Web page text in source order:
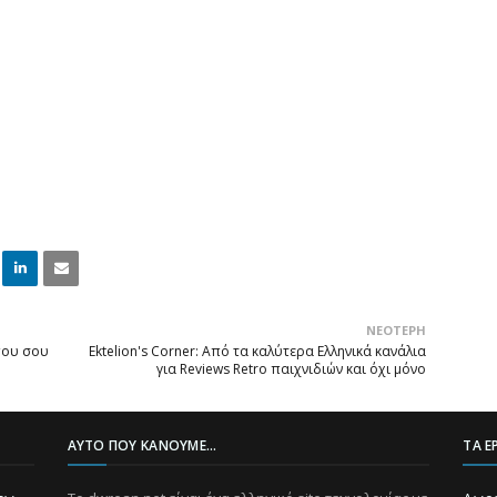
ΝΕΌΤΕΡΗ
Ektelion's Corner: Από τα καλύτερα Ελληνικά κανάλια
για Reviews Retro παιχνιδιών και όχι μόνο
σου
ΑΥΤΌ ΠΟΥ ΚΆΝΟΥΜΕ... ΤΑ